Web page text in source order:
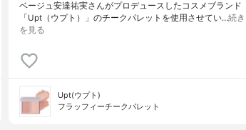
ベージュ安達祐実さんがプロデュースしたコスメブランド
「Upt（ウプト）」のチークパレットを使用させてい…続き
を見る
Upt(ウプト)
フラッフィーチークパレット